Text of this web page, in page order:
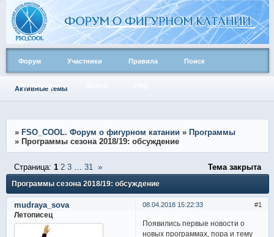
Форум Участники Правила Поиск
Активные темы
» FSO_COOL. Форум о фигурном катании » Программы
» Программы сезона 2018/19: обсуждение
Программы сезона 2018/19: обсуждение
Страница: 1 2 3 31 » Тема закрыта
1
08.04.2018 15:22:33
mudraya_sova
Летописец
Появились первые новости о
новых программах, пора и тему